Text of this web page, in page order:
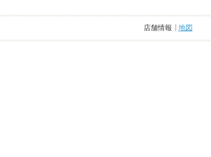
店舗情報 地図